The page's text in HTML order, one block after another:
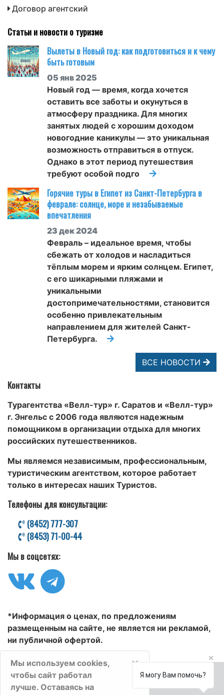
Договор агентский
Статьи и новости о туризме
Вылеты в Новый год: как подготовиться и к чему
быть готовым
05 янв 2025
Новый год — время, когда хочется
оставить все заботы и окунуться в
атмосферу праздника. Для многих
занятых людей с хорошим доходом
новогодние каникулы — это уникальная
возможность отправиться в отпуск.
Однако в этот период путешествия
требуют особой подго
Горячие туры в Египет из Санкт-Петербурга в
феврале: солнце, море и незабываемые
впечатления
23 дек 2024
Февраль – идеальное время, чтобы
сбежать от холодов и насладиться
тёплым морем и ярким солнцем. Египет,
с его шикарными пляжами и
уникальными
достопримечательностями, становится
особенно привлекательным
направлением для жителей Санкт-
Петербурга.
ВСЕ НОВОСТИ
Контакты
Турагентства «Велл-тур» г. Саратов и «Велл-тур»
г. Энгельс с 2006 года являются надежным
помощником в организации отдыха для многих
российских путешественников.
Мы являемся независимым, профессиональным,
туристическим агентством, которое работает
только в интересах наших Туристов.
Телефоны для консультации:
(8452) 777-307
(8453) 71-00-44
Мы в соцсетях:
*Информация о ценах, по предложениям
размещенным на сайте, не является ни рекламой,
ни публичной офертой.
Мы используем cookies,
чтобы сайт работал
лучше. Оставаясь на
×
Я могу Вам помочь?